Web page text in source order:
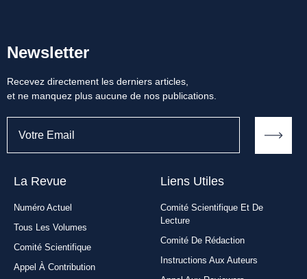
Newsletter
Recevez directement les derniers articles,
et ne manquez plus aucune de nos publications.
La Revue
Numéro Actuel
Tous Les Volumes
Comité Scientifique
Appel À Contribution
Liens Utiles​
Comité Scientifique Et De
Lecture
Comité De Rédaction
Instructions Aux Auteurs